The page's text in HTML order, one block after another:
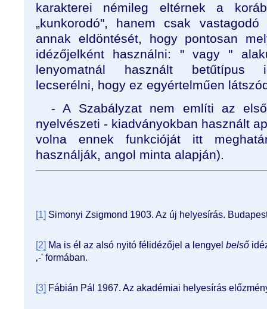
karakterei némileg eltérnek a
„kunkorodó", hanem csak
annak eldöntését, hogy pontosan
idézőjelként használni: " vagy "
lenyomatnál használt betűtípus
lecserélni, hogy ez egyértelműen
- A Szabályzat nem említi az
nyelvészeti - kiadványokban használt
volna ennek funkcióját itt
használják, angol minta alapján).
[1] Simonyi Zsigmond 1903. Az új helyesírás.
[2] Ma is él az alsó nyitó félidézőjel a lengyel belső
‚-' formában.
[3] Fábián Pál 1967. Az akadémiai helyesírás